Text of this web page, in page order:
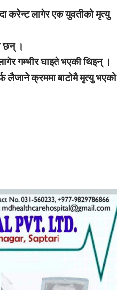
करेन्ट लागेर एक युवतीको मृत्यु
छन् ।
गम्भीर घाइते भएकी थिइन् ।
लैजाने क्रममा बाटोमै मृत्यु भएको